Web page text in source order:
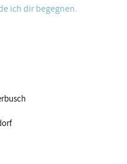
ich dir begegnen.